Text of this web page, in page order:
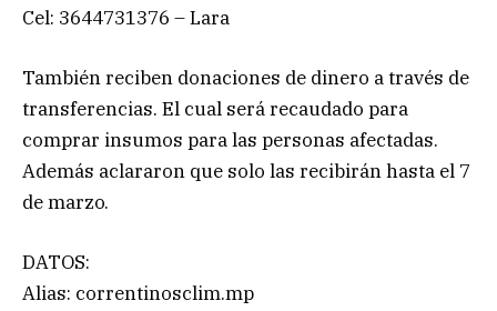
Cel: 3644731376 – Lara
También reciben donaciones de dinero a través de
transferencias. El cual será recaudado para
comprar insumos para las personas afectadas.
Además aclararon que solo las recibirán hasta el 7
de marzo.
DATOS:
Alias: correntinosclim.mp